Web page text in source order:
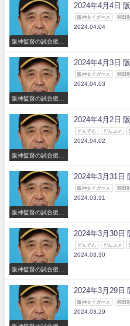
阪神監督の試合後の
コメント
2024年4月4日
阪神タイガース 岡田
2024.04.04
阪神監督の試合後の
コメント
2024年4月3日
阪神タイガース 岡田
2024.04.03
阪神監督の試合後の
コメント
2024年4月2日
どんでん どんコメ
2024.04.02
阪神監督の試合後の
コメント
2024年3月31日
阪神タイガース 岡田
2024.03.31
阪神監督の試合後の
コメント
2024年3月30日
どんでん どんコメ
2024.03.30
2024年3月29日
阪神タイガース 岡田
2024.03.29